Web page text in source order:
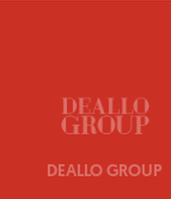
DEALLO GROUP